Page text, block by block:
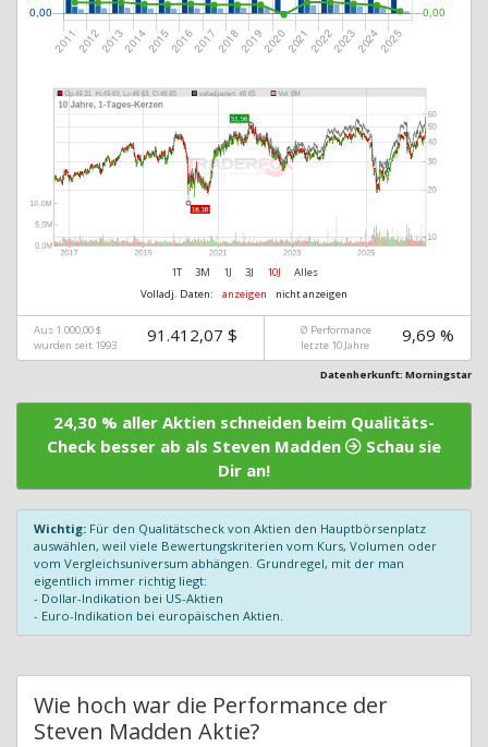
1T 3M 1J 3J 10J
Alles
Volladj. Daten:
anzeigen nicht anzeigen
Aus 1.000,00 $
wurden seit 1993
91.412,07 $
Ø Performance
letzte 10 Jahre
9,69 %
Datenherkunft: Morningstar
24,30 % aller Aktien schneiden beim Qualitäts-
Check besser ab als Steven Madden
Schau sie
Dir an!
Wichtig: Für den Qualitätscheck von Aktien den Hauptbörsenplatz
auswählen, weil viele Bewertungskriterien vom Kurs, Volumen oder
vom Vergleichsuniversum abhängen. Grundregel, mit der man
eigentlich immer richtig liegt:
- Dollar-Indikation bei US-Aktien
- Euro-Indikation bei europäischen Aktien.
Wie hoch war die Performance der
Steven Madden Aktie?